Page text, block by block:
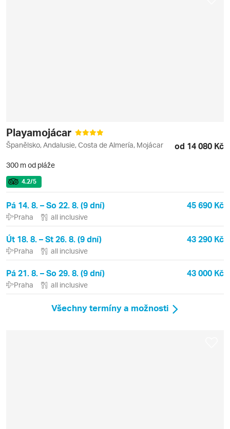
Playamojácar
Španělsko, Andalusie, Costa de Almería, Mojácar od 14 080 Kč
300 m od pláže
4.2/5
Pá 14. 8. – So 22. 8. (9 dní) 45 690 Kč
Praha all inclusive
Út 18. 8. – St 26. 8. (9 dní) 43 290 Kč
Praha all inclusive
Pá 21. 8. – So 29. 8. (9 dní) 43 000 Kč
Praha all inclusive
Všechny termíny a možnosti